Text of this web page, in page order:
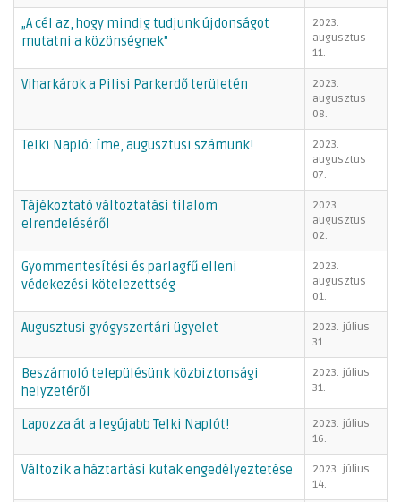
„A cél az, hogy mindig tudjunk újdonságot
mutatni a közönségnek"
2023.
augusztus
11.
Viharkárok a Pilisi Parkerdő területén
2023.
augusztus
08.
Telki Napló: íme, augusztusi számunk!
2023.
augusztus
07.
Tájékoztató változtatási tilalom
elrendeléséről
2023.
augusztus
02.
Gyommentesítési és parlagfű elleni
védekezési kötelezettség
2023.
augusztus
01.
Augusztusi gyógyszertári ügyelet
2023. július
31.
Beszámoló településünk közbiztonsági
helyzetéről
2023. július
31.
Lapozza át a legújabb Telki Naplót!
2023. július
16.
Változik a háztartási kutak engedélyeztetése
2023. július
14.